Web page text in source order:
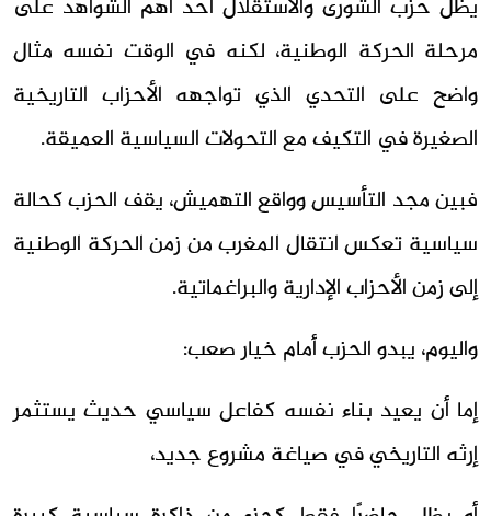
يظل حزب الشورى والاستقلال أحد أهم الشواهد على
مرحلة الحركة الوطنية، لكنه في الوقت نفسه مثال
واضح على التحدي الذي تواجهه الأحزاب التاريخية
الصغيرة في التكيف مع التحولات السياسية العميقة.
فبين مجد التأسيس وواقع التهميش، يقف الحزب كحالة
سياسية تعكس انتقال المغرب من زمن الحركة الوطنية
إلى زمن الأحزاب الإدارية والبراغماتية.
واليوم، يبدو الحزب أمام خيار صعب:
إما أن يعيد بناء نفسه كفاعل سياسي حديث يستثمر
إرثه التاريخي في صياغة مشروع جديد،